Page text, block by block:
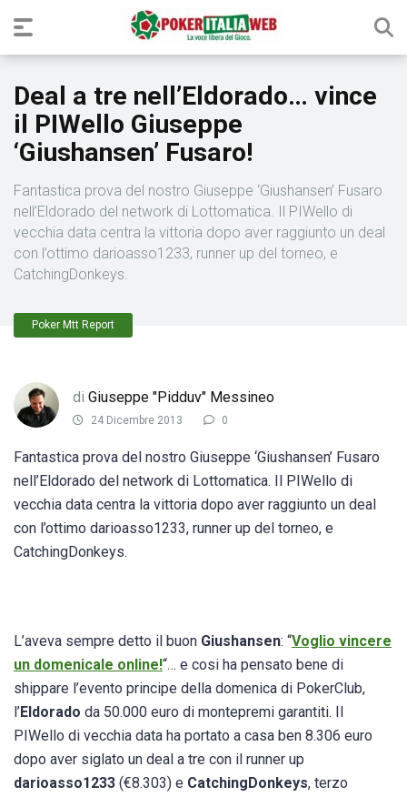
Deal a tre nell’Eldorado… vince
il PIWello Giuseppe
‘Giushansen’ Fusaro!
Fantastica prova del nostro Giuseppe ‘Giushansen’ Fusaro
nell’Eldorado del network di Lottomatica. Il PIWello di
vecchia data centra la vittoria dopo aver raggiunto un deal
con l’ottimo darioasso1233, runner up del torneo, e
CatchingDonkeys.
Poker Mtt Report
di Giuseppe "Pidduv" Messineo
24 Dicembre 2013 0
Fantastica prova del nostro Giuseppe ‘Giushansen’ Fusaro
nell’Eldorado del network di Lottomatica. Il PIWello di
vecchia data centra la vittoria dopo aver raggiunto un deal
con l’ottimo darioasso1233, runner up del torneo, e
CatchingDonkeys.
L’aveva sempre detto il buon Giushansen: “Voglio vincere
un domenicale online!“… e cosi ha pensato bene di
shippare l’evento principe della domenica di PokerClub,
l’Eldorado da 50.000 euro di montepremi garantiti. Il
PIWello di vecchia data ha portato a casa ben 8.306 euro
dopo aver siglato un deal a tre con il runner up
darioasso1233 (€8.303) e CatchingDonkeys, terzo